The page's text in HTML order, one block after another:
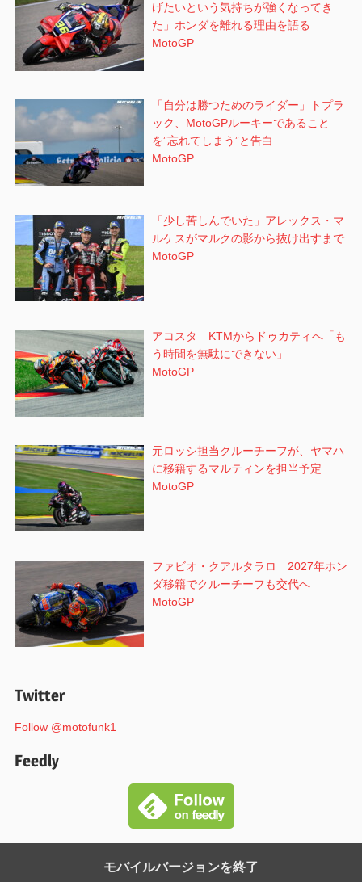
げたいという気持ちが強くなってき
た」ホンダを離れる理由を語る
MotoGP
「自分は勝つためのライダー」トプラ
ック、MotoGPルーキーであること
を”忘れてしまう”と告白
MotoGP
「少し苦しんでいた」アレックス・マ
ルケスがマルクの影から抜け出すまで
MotoGP
アコスタ KTMからドゥカティへ「も
う時間を無駄にできない」
MotoGP
元ロッシ担当クルーチーフが、ヤマハ
に移籍するマルティンを担当予定
MotoGP
ファビオ・クアルタラロ 2027年ホン
ダ移籍でクルーチーフも交代へ
MotoGP
Twitter
Follow @motofunk1
Feedly
モバイルバージョンを終了